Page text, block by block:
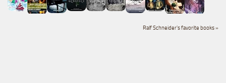
Ralf Schneider's favorite books »